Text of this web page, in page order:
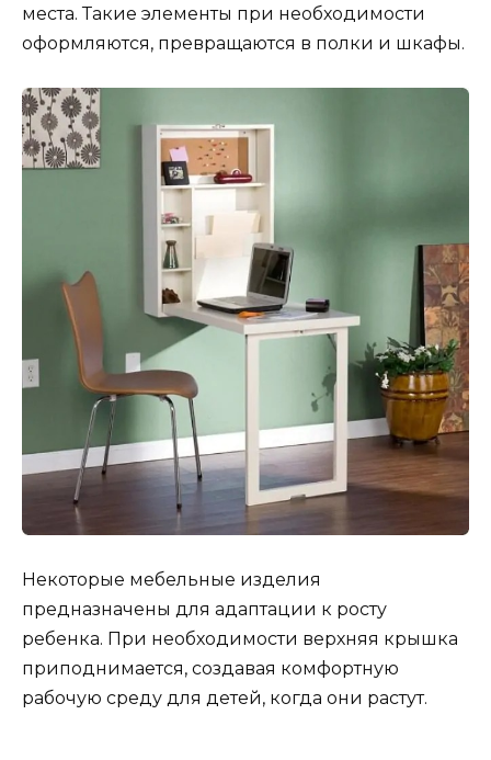
места. Такие элементы при необходимости
оформляются, превращаются в полки и шкафы.
Некоторые мебельные изделия
предназначены для адаптации к росту
ребенка. При необходимости верхняя крышка
приподнимается, создавая комфортную
рабочую среду для детей, когда они растут.